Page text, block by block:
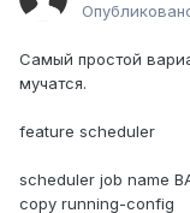
Самый простой
мучатся.
feature scheduler
scheduler job name
copy running-config